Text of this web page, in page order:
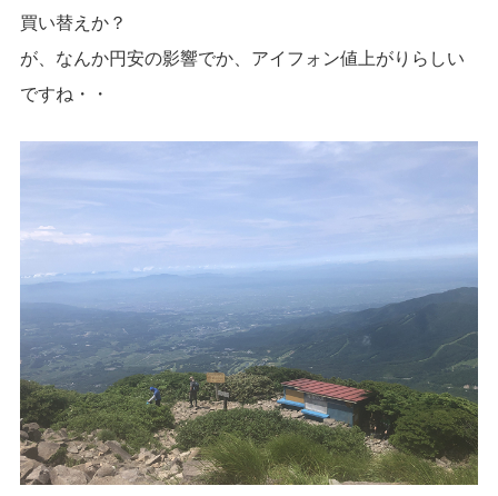
買い替えか？
が、なんか円安の影響でか、アイフォン値上がりらしい
ですね・・